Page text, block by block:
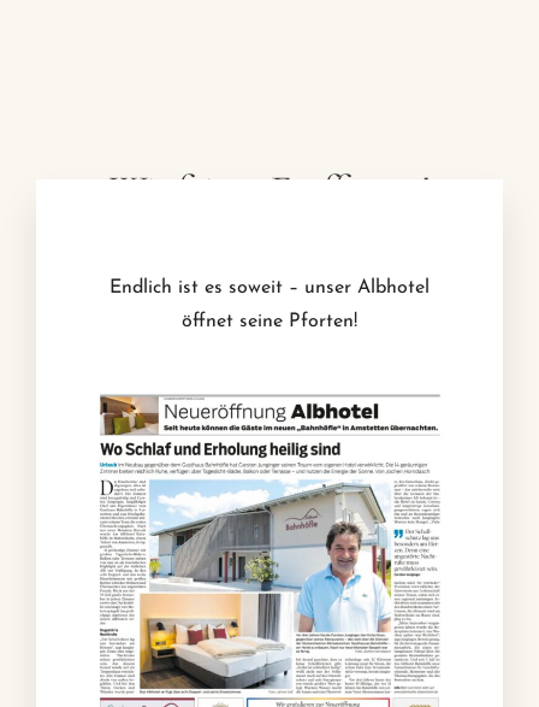
Wir feiern Eröffnung!
Endlich ist es soweit – unser Albhotel
öffnet seine Pforten!